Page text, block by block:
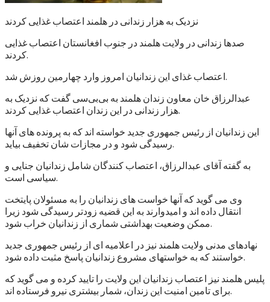
نزدیک به هزار زندانی در هلمند اعتصاب غذایی کردند
صدها زندانی در ولایت هلمند در جنوب افغانستان اعتصاب غذایی
کردند.
اعتصاب غذای این زندانیان امروز وارد چهارمین روزش شد.
عبدالرزاق خان معاون زندان هلمند به بی‌بی‌سی گفت که نزدیک به
هزار زندانی در این زندان اعتصاب غذایی کردند.
این زندانیان از رئیس جمهوری جدید خواسته اند که به پرونده های آنها
رسیدگی شود و در مجازات شان تخفیف بیاید.
به گفته آقای عبدالرزاق، اعتصاب کنندگان شامل زندانیان جنایی و
سیاسی است.
وی می گوید که آنها خواست های زندانیان را به مسئولان پایتخت
انتقال داده اند و امیدوارند به این قضیه زودتر رسیدگی شود زیرا
ممکن وضعیت بهداشتی شماری از زندانیان خراب شود.
نهادهای مدنی ولایت هلمند نیز در اعلامیه ای از رئیس جمهوری جدید
خواستند که به خواستهای مشروع زندانیان پاسخ مثبت داده شود.
پلیس هلمند نیز اعتصاب زندانیان این ولایت را تایید کرده و می گوید که
برای تامین امنیت این زندان، شمار بیشتری نیرو فرستاده اند.